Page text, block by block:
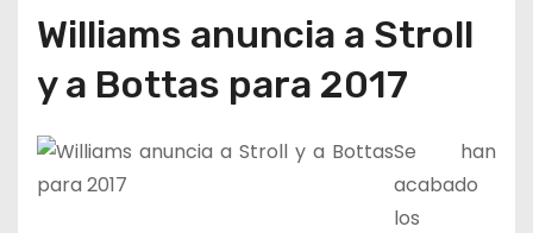
Williams anuncia a Stroll
y a Bottas para 2017
Se han
acabado
los